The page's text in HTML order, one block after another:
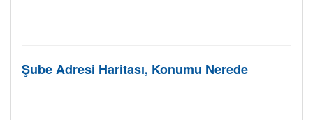
Şube Adresi Haritası, Konumu Nerede